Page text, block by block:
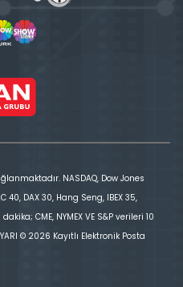
NASDAQ, Dow Jones
40, DAX 30, Hang Seng, IBEX 35,
CME, NYMEX VE S&P verileri 10
© 2026 Kayıtlı Elektronik Posta